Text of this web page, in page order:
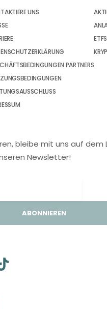
UNS
PARTNERS
ETFS
bleibe mit uns auf dem
Newsletter!
ABONNIEREN